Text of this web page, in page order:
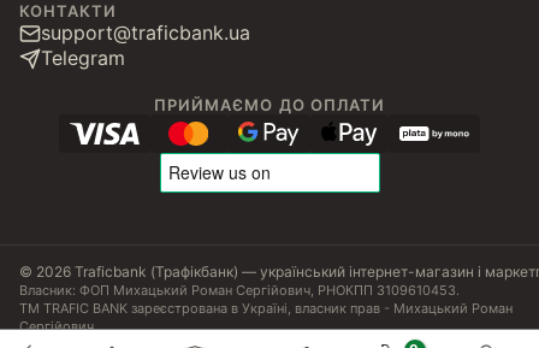
КОНТАКТИ
support@traficbank.ua
Telegram
ПРИЙМАЄМО ДО ОПЛАТИ
© 2026 Traficbank (Трафікбанк) — український інтернет-магазин і
Власник: ФОП Михацький Роман Сергійович, РНОКПП 3109610453.
ТМ TRAFIC BANK зареєстрована в Україні, власник прав - Михацький Роман
Сергійович.